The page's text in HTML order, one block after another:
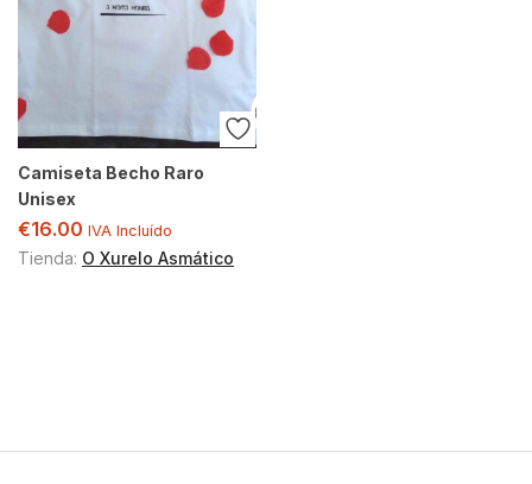
Camiseta Becho Raro
Unisex
€16.00 IVA Incluído
Tienda: O Xurelo Asmático